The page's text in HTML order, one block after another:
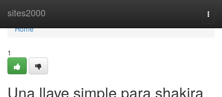
sites2000
Home
Home
1
Una llave simple para shakira